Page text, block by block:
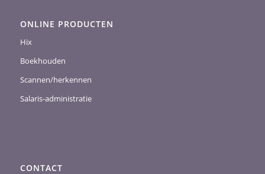
ONLINE PRODUCTEN
Hix
Boekhouden
Scannen/herkennen
Salaris-administratie
CONTACT